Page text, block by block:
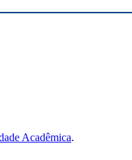
Acadêmica.